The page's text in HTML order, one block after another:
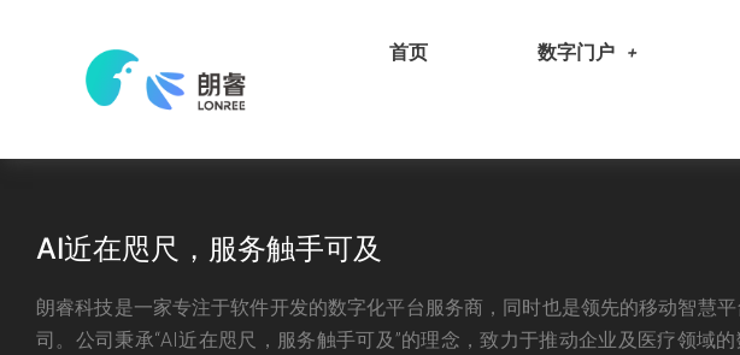
首页 数字门户
AI近在咫尺，服务触手可及
朗睿科技是一家专注于软件开发的数字化平台服务商，同时也是领先的移动智慧平
司。公司秉承“AI近在咫尺，服务触手可及”的理念，致力于推动企业及医疗领域的
致力于为医疗行业从业者和医学生提供一个职业发展、学习培训